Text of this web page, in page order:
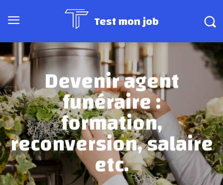
Test mon job
Devenir agent
funéraire :
formation,
reconversion, salaire
etc.